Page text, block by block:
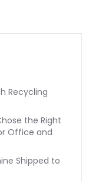
Recycling
the Right
Office and
Shipped to